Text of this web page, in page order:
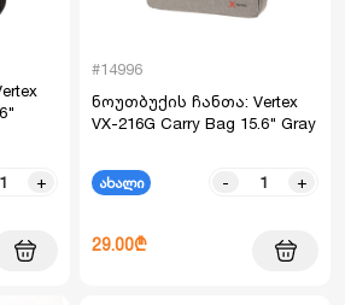
+
#14996
ნოუთბუქის ჩანთა: Vertex
VX-216G Carry Bag 15.6" Gray
ახალი - +
29.00₾